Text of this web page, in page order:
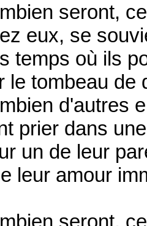
seront,
se
où ils
de
d'autres
dans une
de leur
amour
seront,